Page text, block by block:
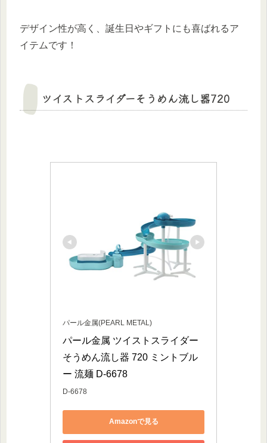
デザイン性が高く、誕生日やギフトにも喜ばれるア
イテムです！
ツイストスライダーそうめん流し器720
パール金属(PEARL METAL)
パール金属 ツイストスライダー
そうめん流し器 720 ミントブル
ー 流麺 D-6678
D-6678
Amazonで見る